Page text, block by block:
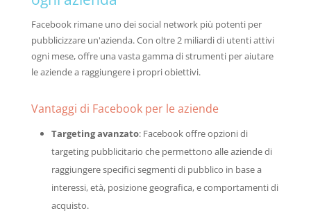
Facebook rimane uno dei social network più potenti per
pubblicizzare un'azienda. Con oltre 2 miliardi di utenti attivi
ogni mese, offre una vasta gamma di strumenti per aiutare
le aziende a raggiungere i propri obiettivi.
Vantaggi di Facebook per le aziende
Targeting avanzato: Facebook offre opzioni di
targeting pubblicitario che permettono alle aziende di
raggiungere specifici segmenti di pubblico in base a
interessi, età, posizione geografica, e comportamenti di
acquisto.